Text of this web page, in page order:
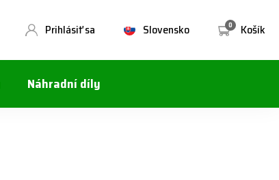
0 Košík
Slovensko
Prihlásiť sa
Náhradní díly